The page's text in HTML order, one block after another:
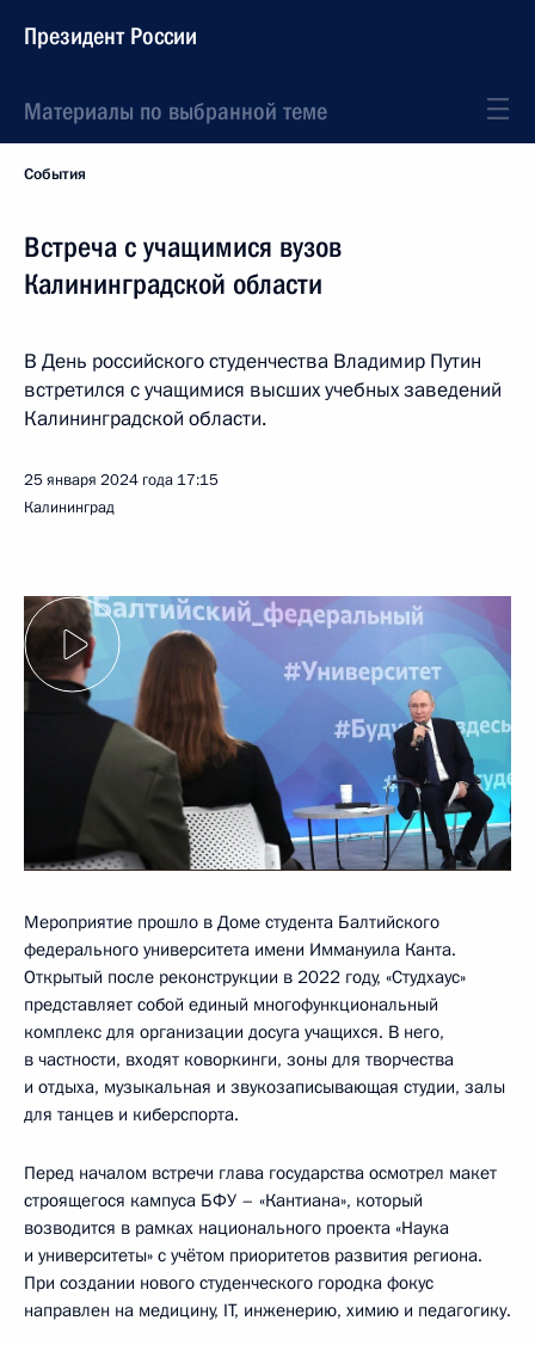
Президент России
Материалы по выбранной теме
События
Встреча с учащимися вузов
Калининградской области
В День российского студенчества Владимир Путин
встретился с учащимися высших учебных заведений
Калининградской области.
25 января 2024 года 17:15
Калининград
Мероприятие прошло в Доме студента Балтийского
федерального университета имени Иммануила Канта.
Открытый после реконструкции в 2022 году, «Студхаус»
представляет собой единый многофункциональный
комплекс для организации досуга учащихся. В него,
в частности, входят коворкинги, зоны для творчества
и отдыха, музыкальная и звукозаписывающая студии, залы
для танцев и киберспорта.
Перед началом встречи глава государства осмотрел макет
строящегося кампуса БФУ – «Кантиана», который
возводится в рамках национального проекта «Наука
и университеты» с учётом приоритетов развития региона.
При создании нового студенческого городка фокус
направлен на медицину, IT, инженерию, химию и педагогику.